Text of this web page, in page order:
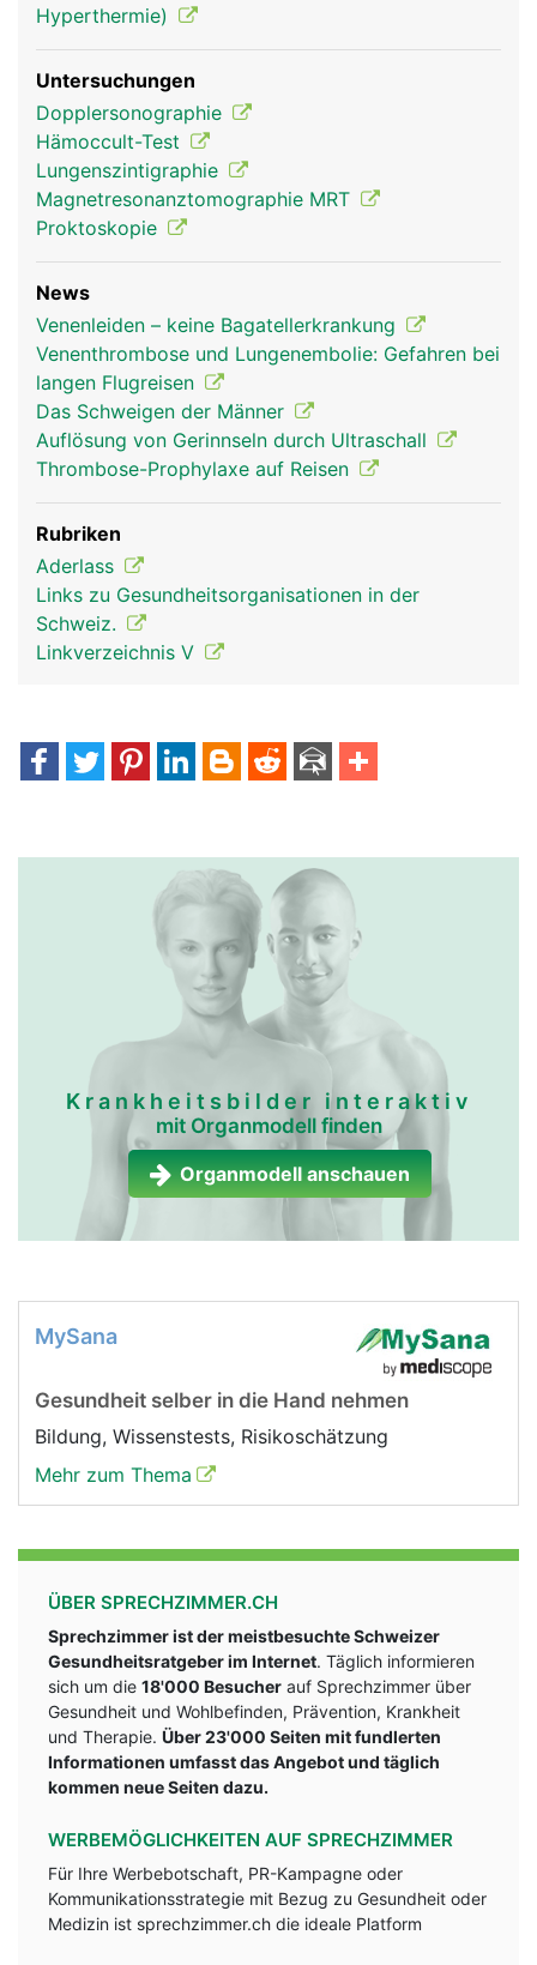
Hyperthermie)
Untersuchungen
Dopplersonographie
Hämoccult-Test
Lungenszintigraphie
Magnetresonanztomographie MRT
Proktoskopie
News
Venenleiden – keine Bagatellerkrankung
Venenthrombose und Lungenembolie: Gefahren bei
langen Flugreisen
Das Schweigen der Männer
Auflösung von Gerinnseln durch Ultraschall
Thrombose-Prophylaxe auf Reisen
Rubriken
Aderlass
Links zu Gesundheitsorganisationen in der
Schweiz.
Linkverzeichnis V
Krankheitsbilder interaktiv
mit Organmodell finden
Organmodell anschauen
MySana
Gesundheit selber in die Hand nehmen
Bildung, Wissenstests, Risikoschätzung
Mehr zum Thema
ÜBER SPRECHZIMMER.CH
Sprechzimmer ist der meistbesuchte Schweizer
Gesundheitsratgeber im Internet. Täglich informieren
sich um die 18'000 Besucher auf Sprechzimmer über
Gesundheit und Wohlbefinden, Prävention, Krankheit
und Therapie. Über 23'000 Seiten mit fundlerten
Informationen umfasst das Angebot und täglich
kommen neue Seiten dazu.
WERBEMÖGLICHKEITEN AUF SPRECHZIMMER
Für Ihre Werbebotschaft, PR-Kampagne oder
Kommunikationsstrategie mit Bezug zu Gesundheit oder
Medizin ist sprechzimmer.ch die ideale Platform